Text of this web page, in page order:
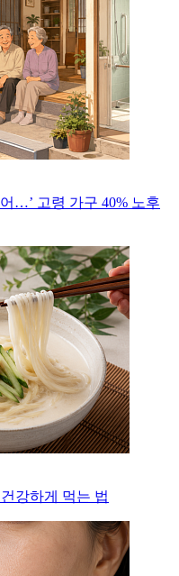
…’ 고령 가구 40% 노후
강하게 먹는 법